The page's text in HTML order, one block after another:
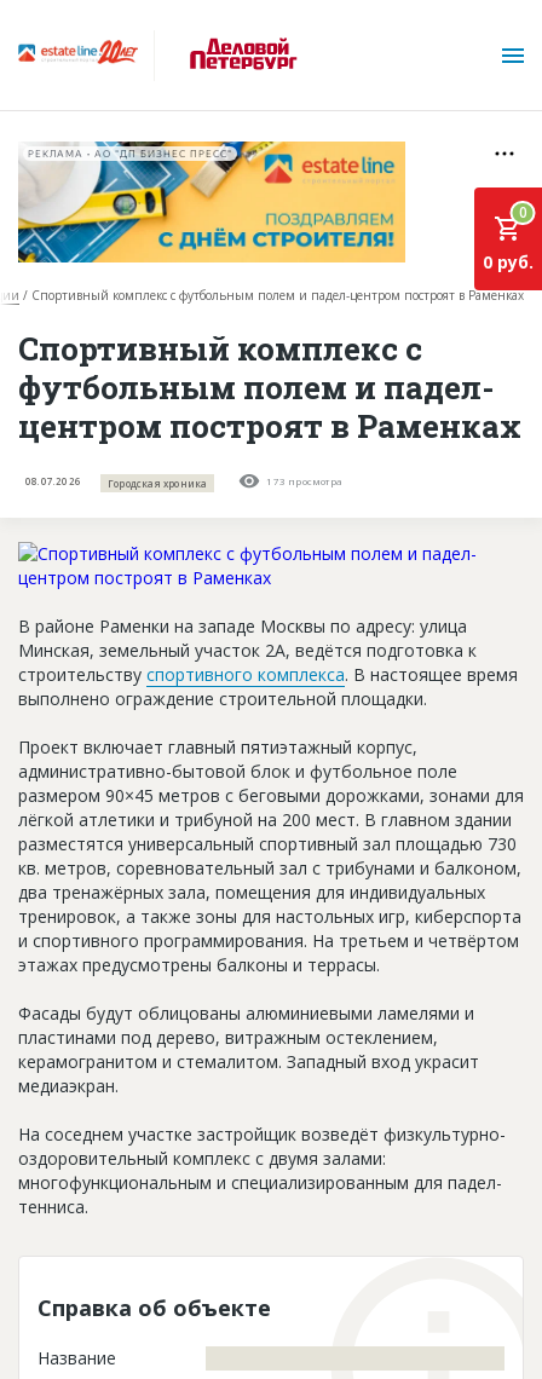
О проекте
Горячие объекты
База строящихся объектов
Инвестпроекты
Глоссарий
Новости
Пресс-релизы
Правила работы
Контакты
Личный кабинет
РЕКЛАМА • АО "ДП БИЗНЕС ПРЕСС"
Спортивный комплекс с футбольным полем и падел-центром построят в Раменках
Спортивный комплекс с
футбольным полем и падел-
центром построят в Раменках
08.07.2026 Городская хроника 173 просмотра
0
0 руб.
В районе Раменки на западе Москвы по адресу: улица
Минская, земельный участок 2А, ведётся подготовка к
строительству спортивного комплекса. В настоящее время
выполнено ограждение строительной площадки.
Проект включает главный пятиэтажный корпус,
административно-бытовой блок и футбольное поле
размером 90×45 метров с беговыми дорожками, зонами для
лёгкой атлетики и трибуной на 200 мест. В главном здании
разместятся универсальный спортивный зал площадью 730
кв. метров, соревновательный зал с трибунами и балконом,
два тренажёрных зала, помещения для индивидуальных
тренировок, а также зоны для настольных игр, киберспорта
и спортивного программирования. На третьем и четвёртом
этажах предусмотрены балконы и террасы.
Фасады будут облицованы алюминиевыми ламелями и
пластинами под дерево, витражным остеклением,
керамогранитом и стемалитом. Западный вход украсит
медиаэкран.
На соседнем участке застройщик возведёт физкультурно-
оздоровительный комплекс с двумя залами:
многофункциональным и специализированным для падел-
тенниса.
Справка об объекте
Название